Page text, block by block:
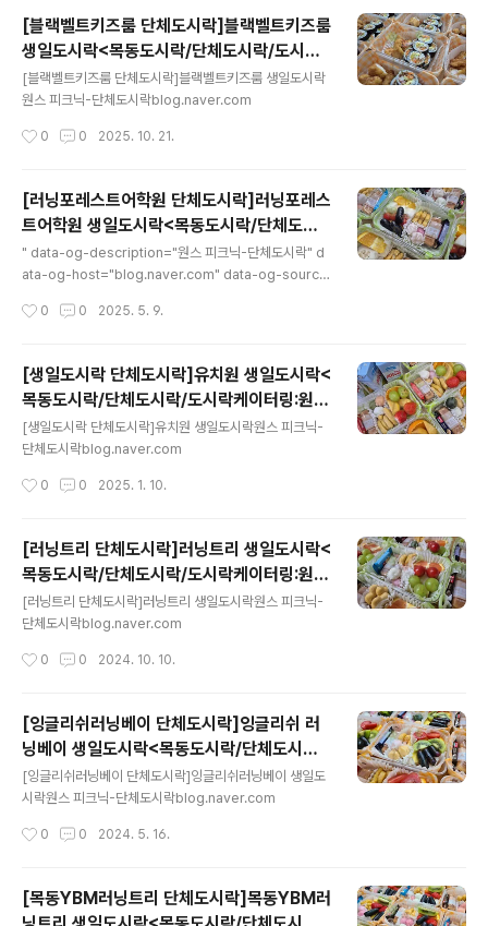
[블랙벨트키즈룸 단체도시락]블랙벨트키즈룸
생일도시락<목동도시락/단체도시락/도시락
케이터링:원스피크닉>
[블랙벨트키즈룸 단체도시락]블랙벨트키즈룸 생일도시락
원스 피크닉-단체도시락blog.naver.com
0 0 2025. 10. 21.
[러닝포레스트어학원 단체도시락]러닝포레스
트어학원 생일도시락<목동도시락/단체도시
락/도시락케이터링:원스피크닉>
" data-og-description="원스 피크닉-단체도시락" d
ata-og-host="blog.naver.com" data-og-source
95734" data-og-url="https://blog.naver.com/ksj
MNPHK1cEl95woIZO9DKSK/img.jpg?width=743
&height=557&face=0_0_743_557"> [유치원 단체
도시락]유치원 생일도시락원스 피크닉-단체도시락blog.n
aver.com
0 0 2025. 5. 9.
[생일도시락 단체도시락]유치원 생일도시락<
목동도시락/단체도시락/도시락케이터링:원스
피크닉>
[생일도시락 단체도시락]유치원 생일도시락원스 피크닉-
단체도시락blog.naver.com
0 0 2025. 1. 10.
[러닝트리 단체도시락]러닝트리 생일도시락<
목동도시락/단체도시락/도시락케이터링:원스
피크닉>
[러닝트리 단체도시락]러닝트리 생일도시락원스 피크닉-
단체도시락blog.naver.com
0 0 2024. 10. 10.
[잉글리쉬러닝베이 단체도시락]잉글리쉬 러
닝베이 생일도시락<목동도시락/단체도시락/
도시락케이터링:원스피크닉>
[잉글리쉬러닝베이 단체도시락]잉글리쉬러닝베이 생일도
시락원스 피크닉-단체도시락blog.naver.com
0 0 2024. 5. 16.
[목동YBM러닝트리 단체도시락]목동YBM러